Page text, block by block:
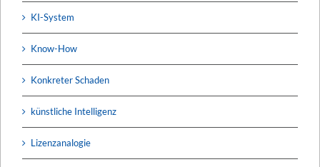
KI-System
Know-How
Konkreter Schaden
künstliche Intelligenz
Lizenzanalogie